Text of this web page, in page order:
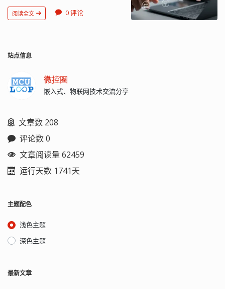
Solutions Si47xx AM/FM 接收器而构建
的。 图 2：这一基本布置能够让耳机电
时阻断天线输入的音频信号。铁氧体磁
阻抗的音频路径和一个高阻抗的射频路
径。 实际电路要复杂一些，需要一些额
外的元件来进行保护和放电，并确保信
Instruments LM4910 耳机功率放大器，
同时附带任何需要的天线信号连接/隔离
电路。 图 3：这个 LM4910 耳机放大器
通过配备一些外加无源元件，可将耳机
机插孔接收来自 LM4910 的放大音频信
器输送到接收器前端。只要任何静电放
电 (ESD) 超出耳机放大器和接收器的额
定值，二极管 D1、D2 和 D3 就会提供保
护。 这项技术看起来不应该只限于 FM
波段的广播信号（88 至 108 MHz），应
对 AM 波段也有用。它之所以适用于 FM
频段，是因为长度在一米到一点五米之
的木头制成的，而不是塑料！无需电
池。 记忆恢复 图1展示了我在 eBay 上
纪 50 到 60 年代售价 2.5 美元。 事实
型完全一样。我不记得我的旧收音机发
生了什么；也许是我把它留在阁楼里，
然后我妈妈把它扔掉了。图 2 展示了我
矿石收音机是在 eBay 上找到的，附带
一个耳机。它需要一些爱护。 关于制作
第一台收音机，我记忆犹新的一件事
是，我烧坏了 1N34A 锗二极管。那时，
我们家只有一个巨大的 100 瓦 Weller 烙
铁，而我严重过热了那个可怜的小二极
有所提高。小时候，我在绕大线圈时也
遇到了麻烦。每当我绕线时，它就会松
开，所以我爸爸耐心地帮我把它绕紧。
简单的原理图，长长的天线 晶体收音机
通过使用简单的解调方案来接收调幅
（AM）电台。原理图如图 3 所示。 图 3.
为 1.5 英寸的线圈和可变电容器形成一个
index）h=M =U Umin
表明载波振幅受调制控制的程度，一般
确地表现出调制信号的变化。h > 1 的情
况称为过调制。 频率调制指数
（frequency modulation index）
：最大载波频率偏移
：调制信号的最高频率成分 NFM 小于
（phase modulation index）
△θ：信号调制过程中出现的最大相位差
在无线电传输中，频率调制 FM 的优点是
它具有较大的信噪比，因此比等功率振
种互补的主要方法。相位调制常作为实
现调频的中间环节。ASK 属于线性变
性变换有更高的抗干扰能...
阅读全文 0 评论
站点信息
微控圈
嵌入式、物联网技术交流分享
文章数 208
评论数 0
文章阅读量 62459
运行天数 1741天
主题配色
浅色主题
深色主题
最新文章